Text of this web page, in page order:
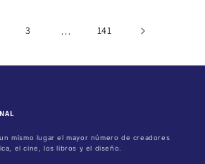
3 … 141
mismo lugar el mayor número de creadores
el cine, los libros y el diseño.